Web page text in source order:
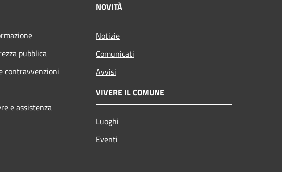
pubblica
contravvenzioni
e assistenza
NOVITÀ
Notizie
Comunicati
Avvisi
VIVERE IL COMUNE
Luoghi
Eventi